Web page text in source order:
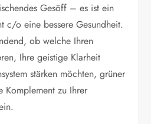
Gesöff – es ist ein
c/o eine bessere Gesundheit.
ob welche Ihren
Ihre geistige Klarheit
stärken möchten, grüner
Komplement zu Ihrer